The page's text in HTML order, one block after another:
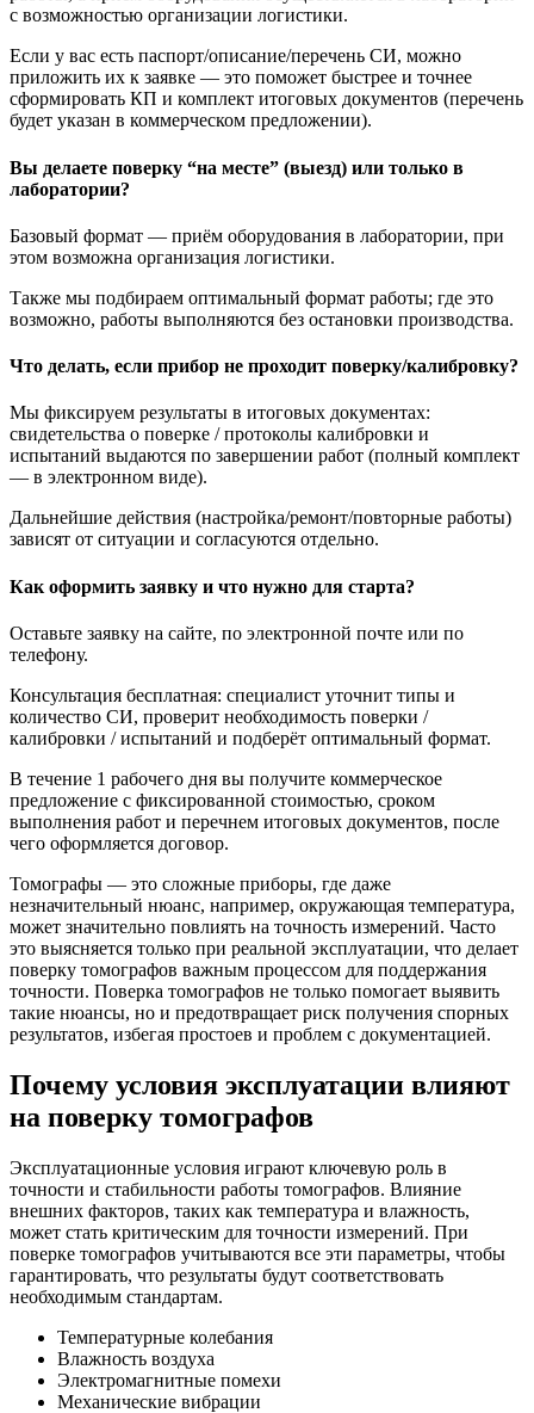
с возможностью организации логистики.
Если у вас есть паспорт/описание/перечень СИ, можно
приложить их к заявке — это поможет быстрее и точнее
сформировать КП и комплект итоговых документов (перечень
будет указан в коммерческом предложении).
Вы делаете поверку “на месте” (выезд) или только в
лаборатории?
Базовый формат — приём оборудования в лаборатории, при
этом возможна организация логистики.
Также мы подбираем оптимальный формат работы; где это
возможно, работы выполняются без остановки производства.
Что делать, если прибор не проходит поверку/калибровку?
Мы фиксируем результаты в итоговых документах:
свидетельства о поверке / протоколы калибровки и
испытаний выдаются по завершении работ (полный комплект
— в электронном виде).
Дальнейшие действия (настройка/ремонт/повторные работы)
зависят от ситуации и согласуются отдельно.
Как оформить заявку и что нужно для старта?
Оставьте заявку на сайте, по электронной почте или по
телефону.
Консультация бесплатная: специалист уточнит типы и
количество СИ, проверит необходимость поверки /
калибровки / испытаний и подберёт оптимальный формат.
В течение 1 рабочего дня вы получите коммерческое
предложение с фиксированной стоимостью, сроком
выполнения работ и перечнем итоговых документов, после
чего оформляется договор.
Томографы — это сложные приборы, где даже
незначительный нюанс, например, окружающая температура,
может значительно повлиять на точность измерений. Часто
это выясняется только при реальной эксплуатации, что делает
поверку томографов важным процессом для поддержания
точности. Поверка томографов не только помогает выявить
такие нюансы, но и предотвращает риск получения спорных
результатов, избегая простоев и проблем с документацией.
Почему условия эксплуатации влияют
на поверку томографов
Эксплуатационные условия играют ключевую роль в
точности и стабильности работы томографов. Влияние
внешних факторов, таких как температура и влажность,
может стать критическим для точности измерений. При
поверке томографов учитываются все эти параметры, чтобы
гарантировать, что результаты будут соответствовать
необходимым стандартам.
Температурные колебания
Влажность воздуха
Электромагнитные помехи
Механические вибрации